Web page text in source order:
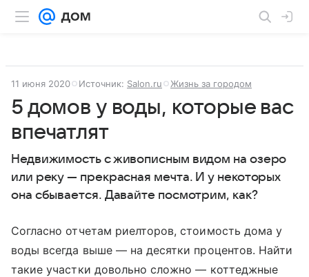
11 июня 2020 Источник: Salon.ru Жизнь за городом
5 домов у воды, которые вас
впечатлят
Недвижимость с живописным видом на озеро
или реку — прекрасная мечта. И у некоторых
она сбывается. Давайте посмотрим, как?
Согласно отчетам риелторов, стоимость дома у
воды всегда выше — на десятки процентов. Найти
такие участки довольно сложно — коттеджные